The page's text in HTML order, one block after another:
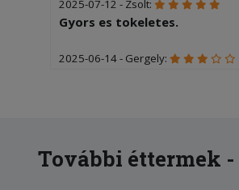
2025-07-12 - Zsolt:
Gyors es tokeletes.
2025-06-14 - Gergely:
További éttermek